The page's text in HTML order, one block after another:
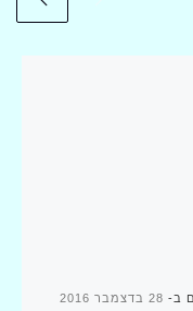
ב- 28 בדצמבר 2016